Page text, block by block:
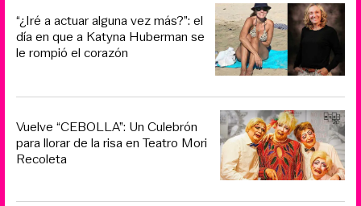
“¿Iré a actuar alguna vez más?”: el
día en que a Katyna Huberman se
le rompió el corazón
Vuelve “CEBOLLA”: Un Culebrón
para llorar de la risa en Teatro Mori
Recoleta